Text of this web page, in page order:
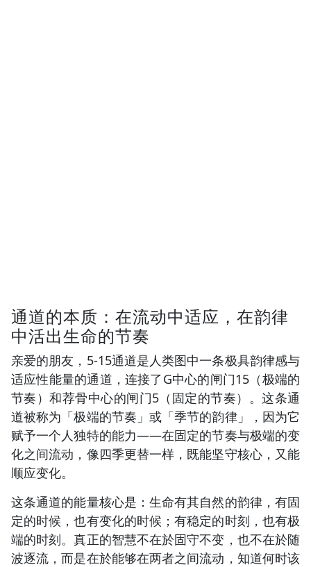
通道的本质：在流动中适应，在韵律
中活出生命的节奏
亲爱的朋友，5-15通道是人类图中一条极具韵律感与
适应性能量的通道，连接了G中心的闸门15（极端的
节奏）和荐骨中心的闸门5（固定的节奏）。这条通
道被称为「极端的节奏」或「季节的韵律」，因为它
赋予一个人独特的能力——在固定的节奏与极端的变
化之间流动，像四季更替一样，既能坚守核心，又能
顺应变化。
这条通道的能量核心是：生命有其自然的韵律，有固
定的时候，也有变化的时候；有稳定的时刻，也有极
端的时刻。真正的智慧不在於固守不变，也不在於随
波逐流，而是在於能够在两者之间流动，知道何时该